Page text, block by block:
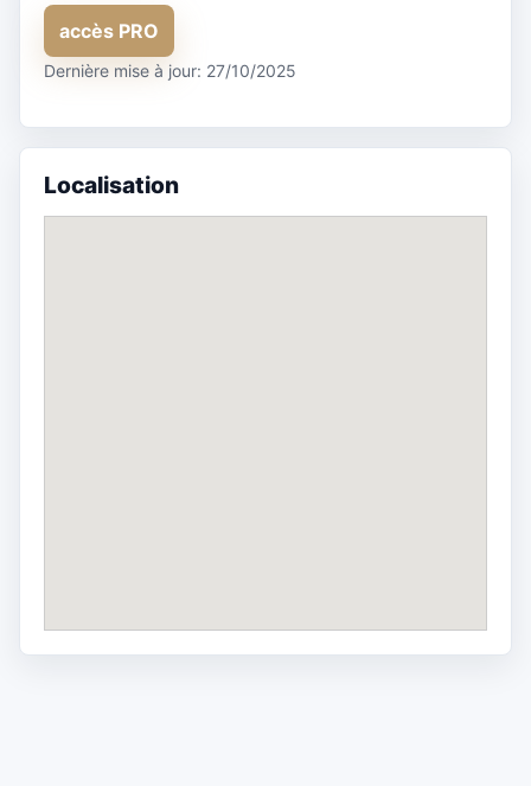
accès PRO
Dernière mise à jour: 27/10/2025
Localisation